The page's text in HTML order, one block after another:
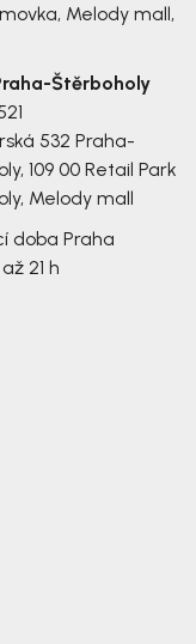
Melody mall,
Štěrboholy
532 Praha-
109 00 Retail Park
Melody mall
doba Praha
21 h